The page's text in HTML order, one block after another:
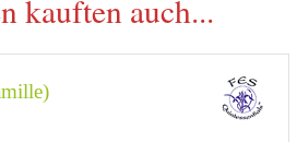
kauften auch...